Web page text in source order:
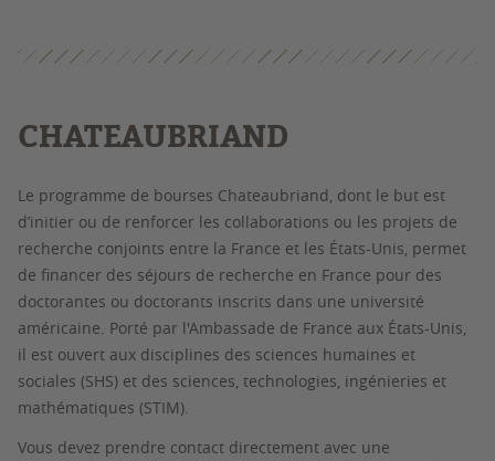
CHATEAUBRIAND
Le programme de bourses Chateaubriand, dont le but est
d’initier ou de renforcer les collaborations ou les projets de
recherche conjoints entre la France et les États-Unis, permet
de financer des séjours de recherche en France pour des
doctorantes ou doctorants inscrits dans une université
américaine. Porté par l'Ambassade de France aux États-Unis,
il est ouvert aux disciplines des sciences humaines et
sociales (SHS) et des sciences, technologies, ingénieries et
mathématiques (STIM).
Vous devez prendre contact directement avec une